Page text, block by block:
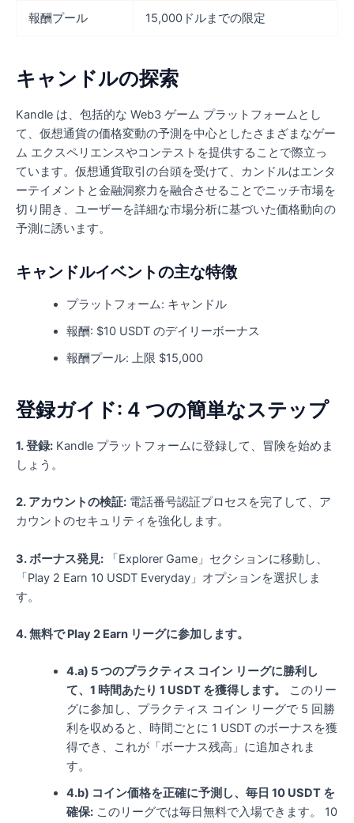
報酬プール 15,000ドルまでの限定
キャンドルの探索
Kandle は、包括的な Web3 ゲーム プラットフォームとし
て、仮想通貨の価格変動の予測を中心としたさまざまなゲー
ム エクスペリエンスやコンテストを提供することで際立っ
ています。仮想通貨取引の台頭を受けて、カンドルはエンタ
ーテイメントと金融洞察力を融合させることでニッチ市場を
切り開き、ユーザーを詳細な市場分析に基づいた価格動向の
予測に誘います。
キャンドルイベントの主な特徴
プラットフォーム: キャンドル
報酬: $10 USDT のデイリーボーナス
報酬プール: 上限 $15,000
登録ガイド: 4 つの簡単なステップ
1. 登録: Kandle プラットフォームに登録して、冒険を始めま
しょう。
2. アカウントの検証: 電話番号認証プロセスを完了して、ア
カウントのセキュリティを強化します。
3. ボーナス発見: 「Explorer Game」セクションに移動し、
「Play 2 Earn 10 USDT Everyday」オプションを選択しま
す。
4. 無料で Play 2 Earn リーグに参加します。
4.a) 5 つのプラクティス コイン リーグに勝利し
て、1 時間あたり 1 USDT を獲得します。
このリー
グに参加し、プラクティス コイン リーグで 5 回勝
利を収めると、時間ごとに 1 USDT のボーナスを獲
得でき、これが「ボーナス残高」に追加されま
す。
4.b) コイン価格を正確に予測し、毎日 10 USDT を
確保:このリーグでは毎日無料で入場できます。 10